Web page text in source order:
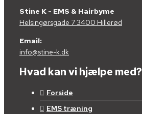
Stine K - EMS & Hairbyme
Helsingørsgade 7 3400 Hillerød
Email:
info@stine-k.dk
Hvad kan vi hjælpe med?
Forside
EMS træning